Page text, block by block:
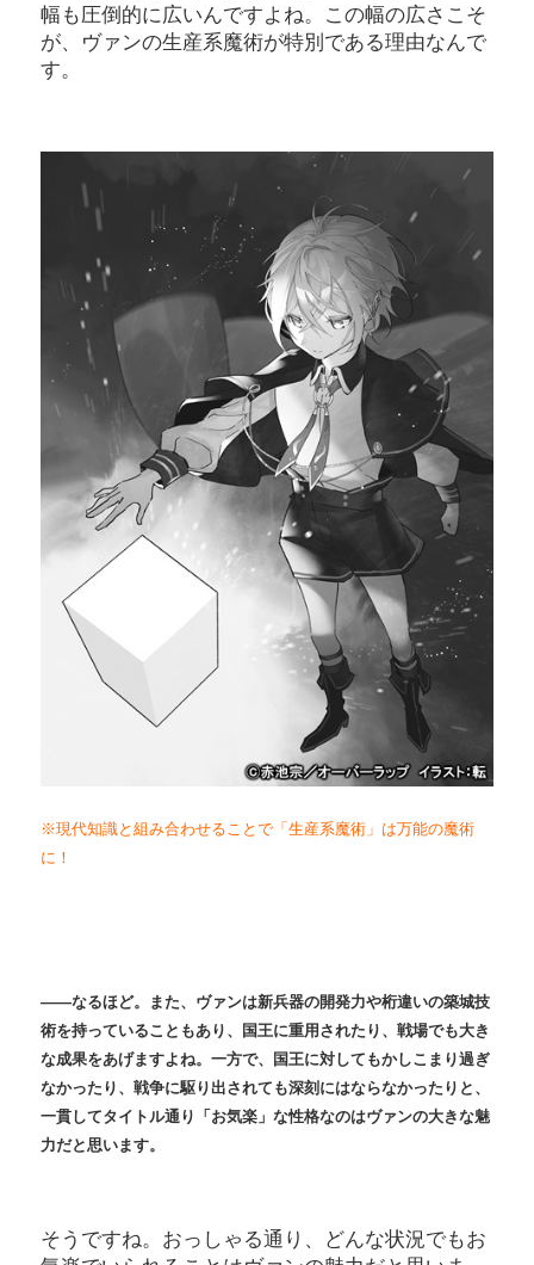
幅も圧倒的に広いんですよね。この幅の広さこそ
が、ヴァンの生産系魔術が特別である理由なんで
す。
※現代知識と組み合わせることで「生産系魔術」は万能の魔術
に！
――なるほど。また、ヴァンは新兵器の開発力や桁違いの築城技
術を持っていることもあり、国王に重用されたり、戦場でも大き
な成果をあげますよね。一方で、国王に対してもかしこまり過ぎ
なかったり、戦争に駆り出されても深刻にはならなかったりと、
一貫してタイトル通り「お気楽」な性格なのはヴァンの大きな魅
力だと思います。
そうですね。おっしゃる通り、どんな状況でもお